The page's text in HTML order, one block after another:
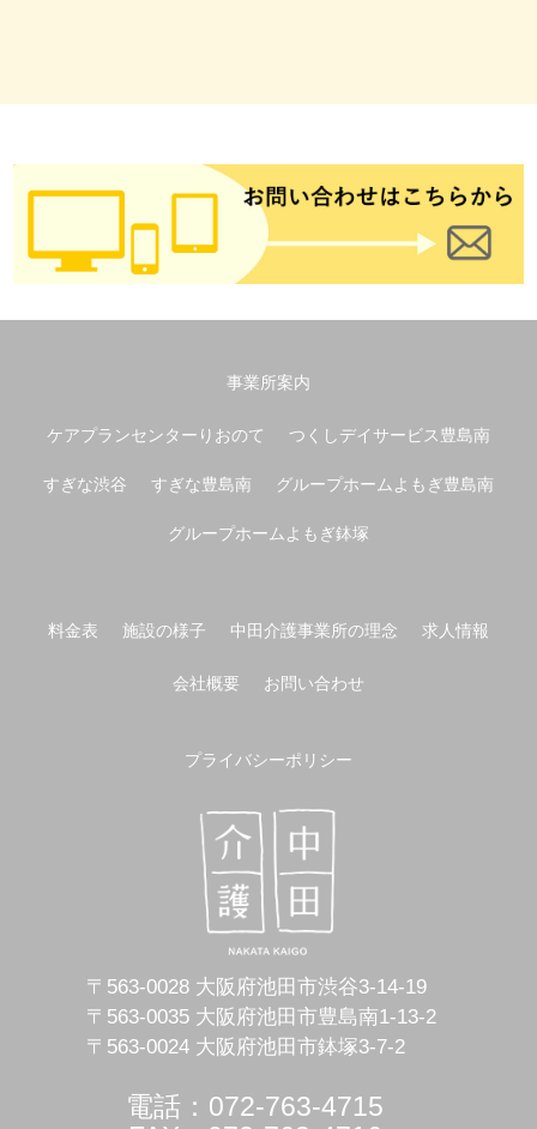
事業所案内
ケアプランセンターりおのて つくしデイサービス豊島南
すぎな渋谷 すぎな豊島南 グループホームよもぎ豊島南
グループホームよもぎ鉢塚
料金表 施設の様子 中田介護事業所の理念 求人情報
会社概要 お問い合わせ
プライバシーポリシー
〒563-0028 大阪府池田市渋谷3-14-19
〒563-0035 大阪府池田市豊島南1-13-2
〒563-0024 大阪府池田市鉢塚3-7-2
電話：072-763-4715